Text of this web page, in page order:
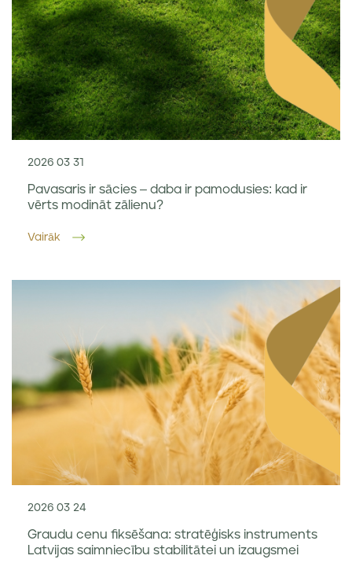
2026 03 31
Pavasaris ir sācies – daba ir pamodusies: kad ir
vērts modināt zālienu?
Vairāk
2026 03 24
Graudu cenu fiksēšana: stratēģisks instruments
Latvijas saimniecību stabilitātei un izaugsmei